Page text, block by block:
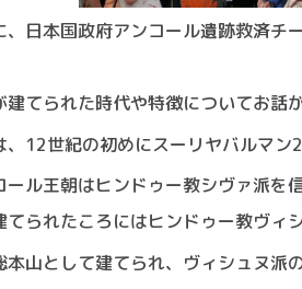
、日本国政府アンコール遺跡救済チ
てられた時代や特徴についてお話
12世紀の初めにスーリヤバルマン
ル王朝はヒンドゥー教シヴァ派を
られたころにはヒンドゥー教ヴィ
山として建てられ、ヴィシュヌ派